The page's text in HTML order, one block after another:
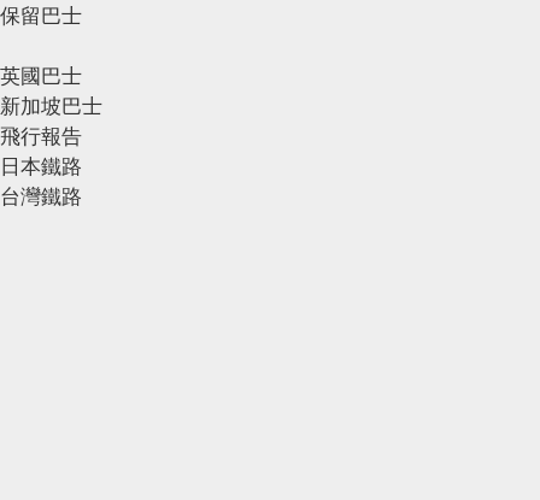
保留巴士
英國巴士
新加坡巴士
飛行報告
日本鐵路
台灣鐵路